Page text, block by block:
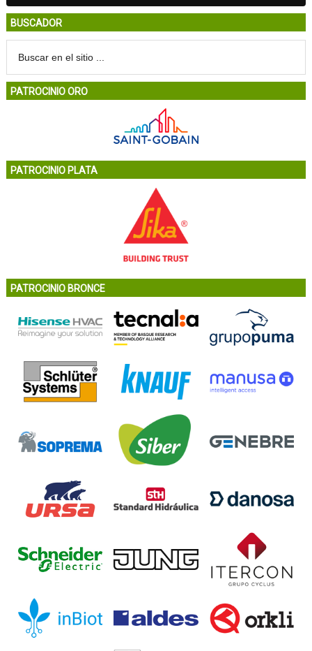
BUSCADOR
PATROCINIO ORO
PATROCINIO PLATA
PATROCINIO BRONCE